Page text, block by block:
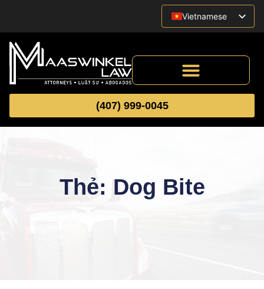
Vietnamese
English
Spanish
(407) 999-0045
Thẻ: Dog Bite